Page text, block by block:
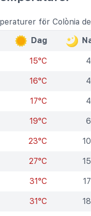
för Colònia
Dag
15°C
16°C
17°C
19°C
23°C
27°C
31°C
31°C